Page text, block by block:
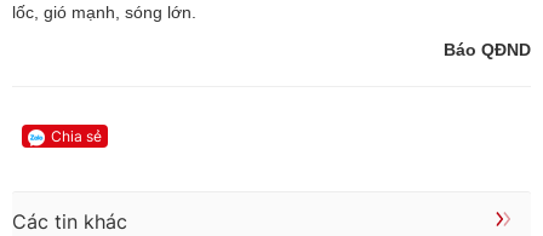
lốc, gió mạnh, sóng lớn.
Báo QĐND
Chia sẻ
Các tin khác